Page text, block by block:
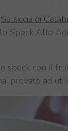
Salsiccia di
Speck Alto
speck con il
provato ad